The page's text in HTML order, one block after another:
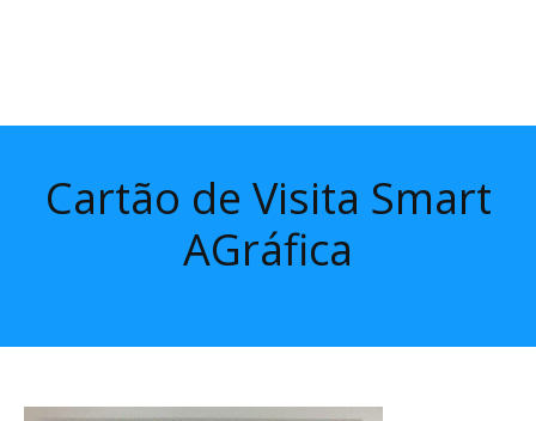
Cartão de Visita Smart
AGráfica